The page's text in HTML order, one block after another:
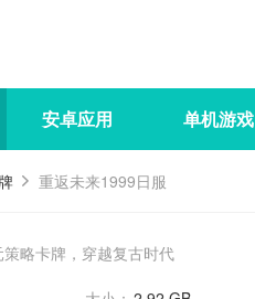
安卓应用 单机游戏
重返未来1999日服
略卡牌，穿越复古时代